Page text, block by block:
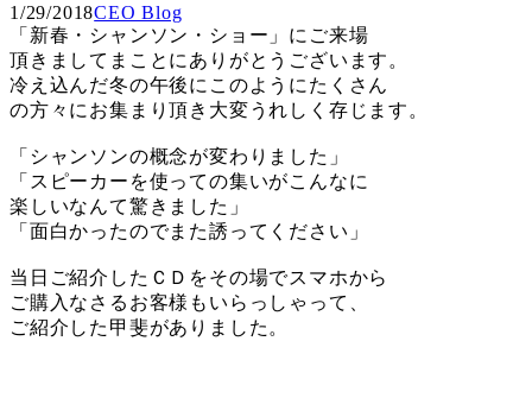
1/29/2018CEO Blog
「新春・シャンソン・ショー」にご来場
頂きましてまことにありがとうございます。
冷え込んだ冬の午後にこのようにたくさん
の方々にお集まり頂き大変うれしく存じます。
「シャンソンの概念が変わりました」
「スピーカーを使っての集いがこんなに
楽しいなんて驚きました」
「面白かったのでまた誘ってください」
当日ご紹介したＣＤをその場でスマホから
ご購入なさるお客様もいらっしゃって、
ご紹介した甲斐がありました。